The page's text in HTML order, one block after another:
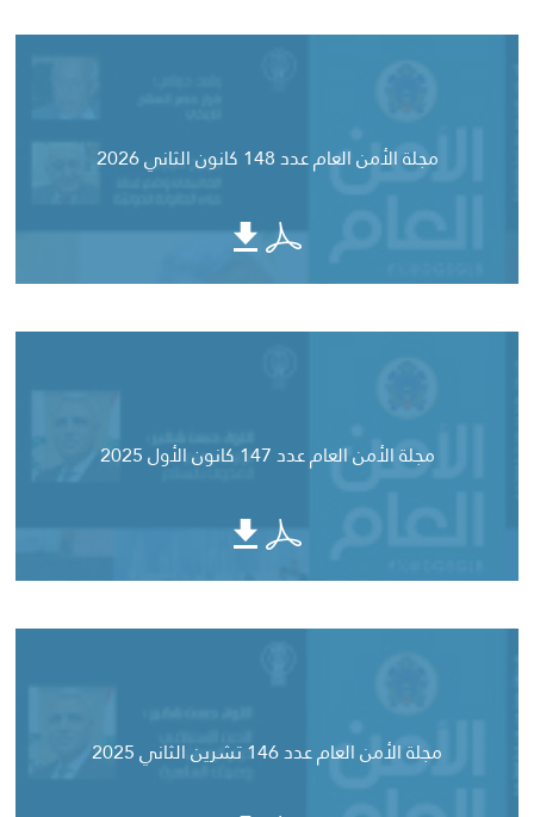
مجلة الأمن العام عدد 148 كانون الثاني 2026
مجلة الأمن العام عدد 147 كانون الأول 2025
مجلة الأمن العام عدد 146 تشرين الثاني 2025